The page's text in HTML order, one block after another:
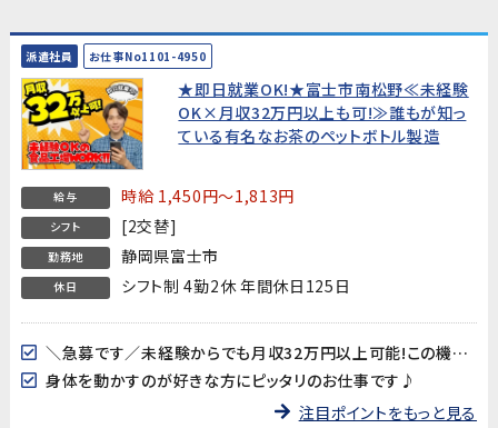
派遣社員 お仕事No1101-4950
★即日就業OK!★富士市南松野≪未経験
OK×月収32万円以上も可!≫誰もが知っ
ている有名なお茶のペットボトル製造
給与 時給 1,450円～1,813円
シフト [2交替]
勤務地 静岡県富士市
休日 シフト制 4勤2休 年間休日125日
＼急募です／未経験からでも月収32万円以上可能!この機会をお見逃しなく!
身体を動かすのが好きな方にピッタリのお仕事です♪
注目ポイントをもっと見る